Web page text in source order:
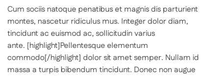
Cum sociis natoque penatibus et magnis dis parturient
montes, nascetur ridiculus mus. Integer dolor diam,
tincidunt ac euismod ac, sollicitudin varius
ante. [highlight]Pellentesque elementum
commodo[/highlight] dolor sit amet semper. Nullam id
massa a turpis bibendum tincidunt. Donec non augue